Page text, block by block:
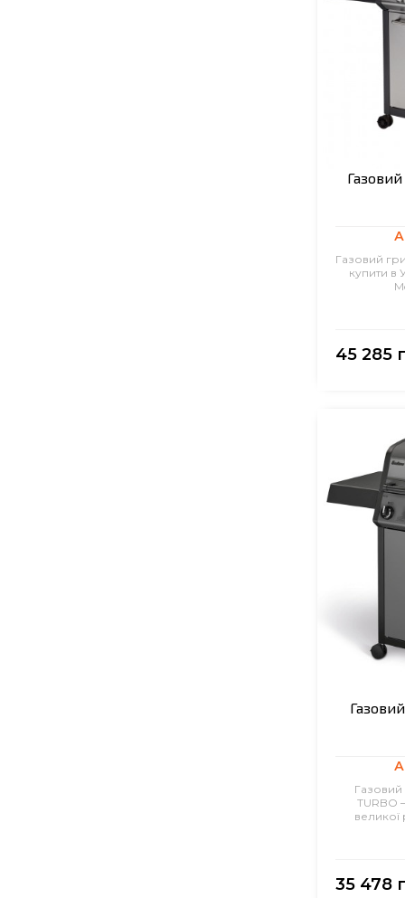
Газовий
купити в
45 285
Газовий
TURBO
великої
35 478